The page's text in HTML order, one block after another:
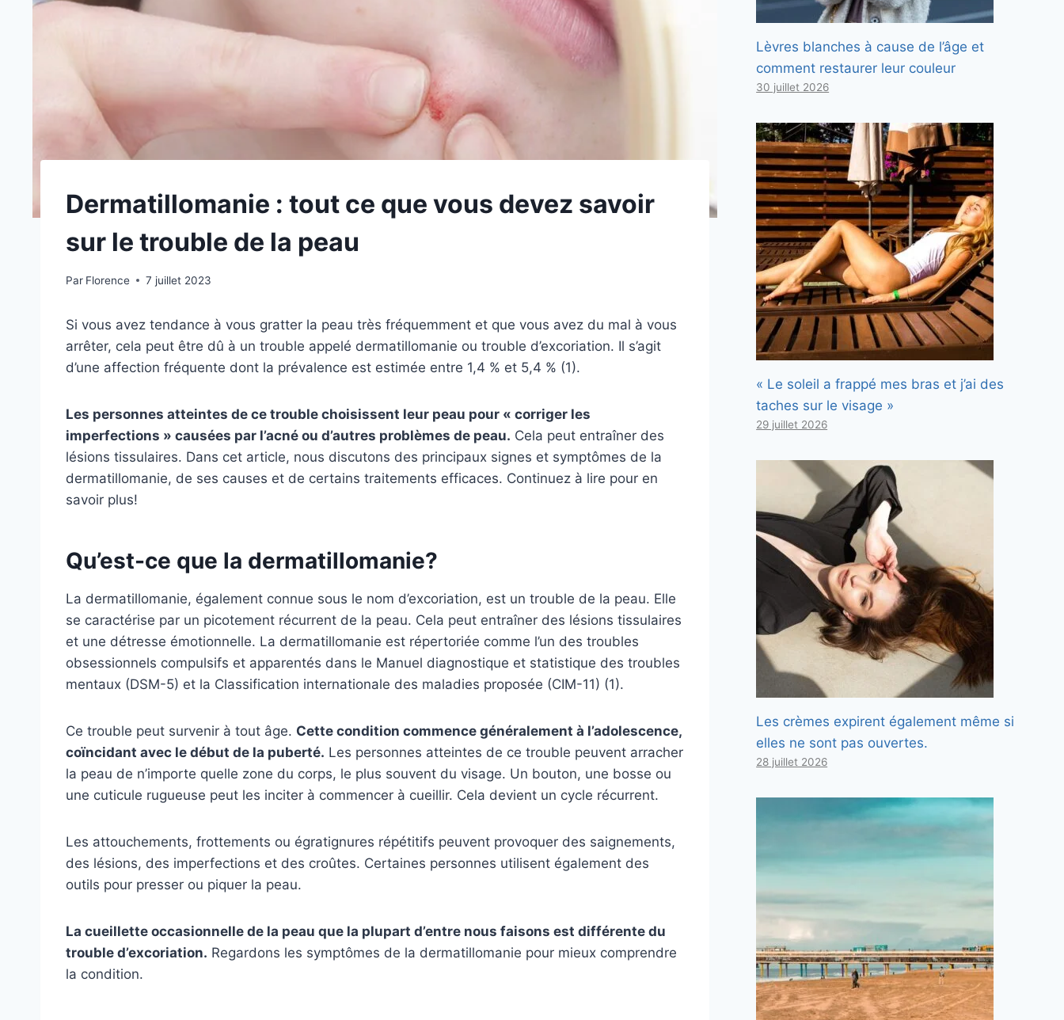
Dermatillomanie : tout ce que vous devez savoir
sur le trouble de la peau
Par Florence 7 juillet 2023
Si vous avez tendance à vous gratter la peau très fréquemment et que vous avez du mal à vous
arrêter, cela peut être dû à un trouble appelé dermatillomanie ou trouble d’excoriation. Il s’agit
d’une affection fréquente dont la prévalence est estimée entre 1,4 % et 5,4 % (1).
Les personnes atteintes de ce trouble choisissent leur peau pour « corriger les
imperfections » causées par l’acné ou d’autres problèmes de peau. Cela peut entraîner des
lésions tissulaires. Dans cet article, nous discutons des principaux signes et symptômes de la
dermatillomanie, de ses causes et de certains traitements efficaces. Continuez à lire pour en
savoir plus!
Qu’est-ce que la dermatillomanie?
La dermatillomanie, également connue sous le nom d’excoriation, est un trouble de la peau. Elle
se caractérise par un picotement récurrent de la peau. Cela peut entraîner des lésions tissulaires
et une détresse émotionnelle. La dermatillomanie est répertoriée comme l’un des troubles
obsessionnels compulsifs et apparentés dans le Manuel diagnostique et statistique des troubles
mentaux (DSM-5) et la Classification internationale des maladies proposée (CIM-11) (1).
Ce trouble peut survenir à tout âge. Cette condition commence généralement à l’adolescence,
coïncidant avec le début de la puberté. Les personnes atteintes de ce trouble peuvent arracher
la peau de n’importe quelle zone du corps, le plus souvent du visage. Un bouton, une bosse ou
une cuticule rugueuse peut les inciter à commencer à cueillir. Cela devient un cycle récurrent.
Les attouchements, frottements ou égratignures répétitifs peuvent provoquer des saignements,
des lésions, des imperfections et des croûtes. Certaines personnes utilisent également des
outils pour presser ou piquer la peau.
La cueillette occasionnelle de la peau que la plupart d’entre nous faisons est différente du
trouble d’excoriation. Regardons les symptômes de la dermatillomanie pour mieux comprendre
la condition.
Lèvres blanches à cause de l’âge et
comment restaurer leur couleur
30 juillet 2026
« Le soleil a frappé mes bras et j’ai des
taches sur le visage »
29 juillet 2026
Les crèmes expirent également même si
elles ne sont pas ouvertes.
28 juillet 2026